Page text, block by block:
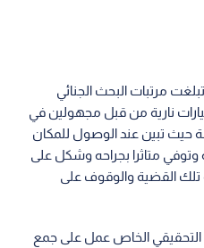
ووفق البيان فإنه بتاريخ 11/7/2014 تبلغت مرتبات البحث الجنائي
نارية من قبل مجهولين في
تبين عند الوصول للمكان
متاثرا بجراحه وشكل على
تلك القضية والوقوف على
التحقيقي الخاص عمل على جمع